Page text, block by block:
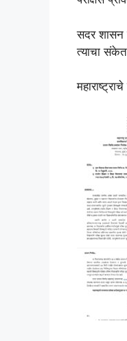
सदर शासन
त्याचा